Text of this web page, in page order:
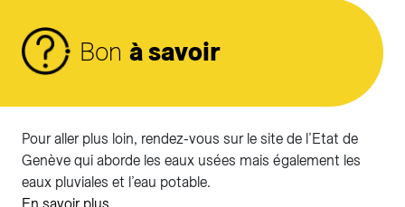
Bon à savoir
Pour aller plus loin, rendez-vous sur le site de l’Etat de
Genève qui aborde les eaux usées mais également les
eaux pluviales et l’eau potable.